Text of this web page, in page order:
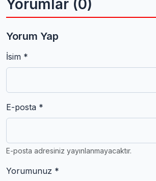
Yorumlar (0)
Yorum Yap
İsim *
E-posta *
E-posta adresiniz yayınlanmayacaktır.
Yorumunuz *